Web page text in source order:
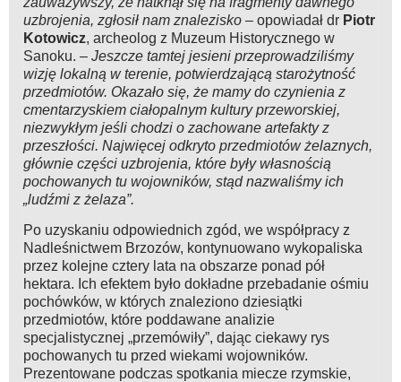
uzbrojenia, zgłosił nam znalezisko – opowiadał dr Piotr
Kotowicz, archeolog z Muzeum Historycznego w
Sanoku. – Jeszcze tamtej jesieni przeprowadziliśmy
wizję lokalną w terenie, potwierdzającą starożytność
przedmiotów. Okazało się, że mamy do czynienia z
cmentarzyskiem ciałopalnym kultury przeworskiej,
niezwykłym jeśli chodzi o zachowane artefakty z
przeszłości. Najwięcej odkryto przedmiotów żelaznych,
głównie części uzbrojenia, które były własnością
pochowanych tu wojowników, stąd nazwaliśmy ich
„ludźmi z żelaza”.
Po uzyskaniu odpowiednich zgód, we współpracy z
Nadleśnictwem Brzozów, kontynuowano wykopaliska
przez kolejne cztery lata na obszarze ponad pół
hektara. Ich efektem było dokładne przebadanie ośmiu
pochówków, w których znaleziono dziesiątki
przedmiotów, które poddawane analizie
specjalistycznej „przemówiły”, dając ciekawy rys
pochowanych tu przed wiekami wojowników.
Prezentowane podczas spotkania miecze rzymskie,